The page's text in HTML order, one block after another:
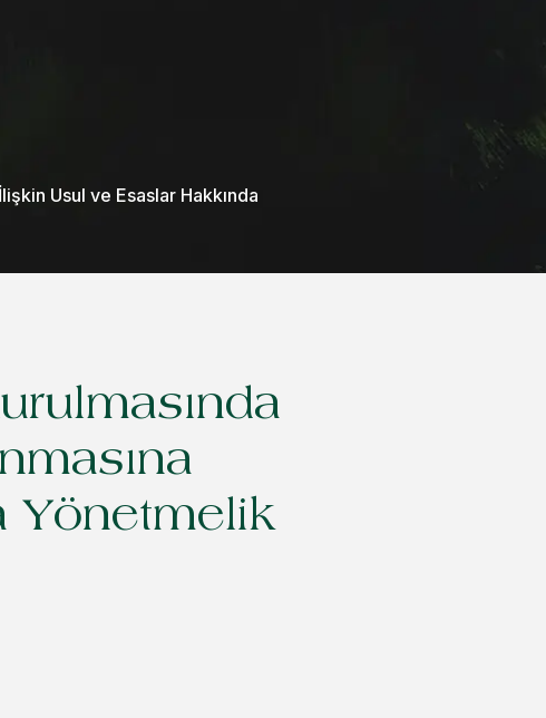
Usul ve Esaslar Hakkında
Yönetmelik